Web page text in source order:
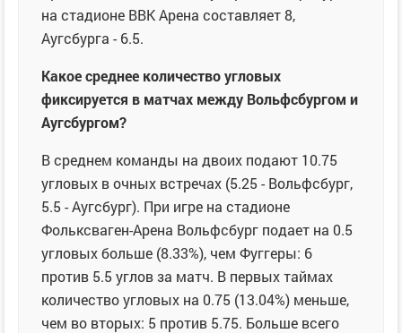
на стадионе ВВК Арена составляет 8,
Аугсбурга - 6.5.
Какое среднее количество угловых
фиксируется в матчах между Вольфсбургом и
Аугсбургом?
В среднем команды на двоих подают 10.75
угловых в очных встречах (5.25 - Вольфсбург,
5.5 - Аугсбург). При игре на стадионе
Фольксваген-Арена Вольфсбург подает на 0.5
угловых больше (8.33%), чем Фуггеры: 6
против 5.5 углов за матч. В первых таймах
количество угловых на 0.75 (13.04%) меньше,
чем во вторых: 5 против 5.75. Больше всего